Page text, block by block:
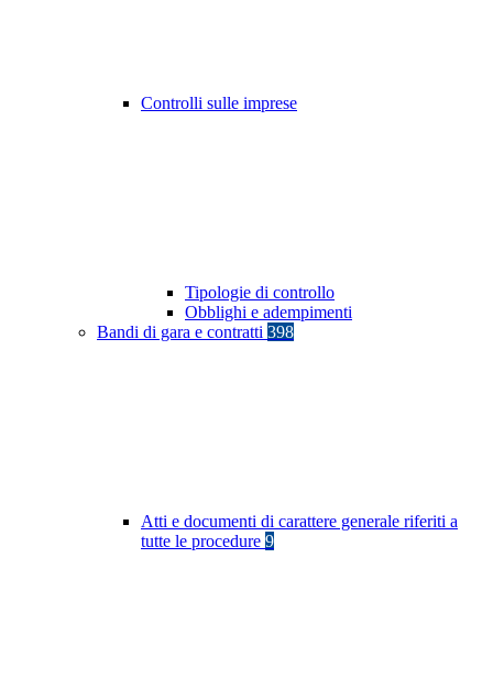
Controlli sulle imprese
Tipologie di controllo
Obblighi e adempimenti
Bandi di gara e contratti 398
Atti e documenti di carattere generale riferiti a
tutte le procedure 9